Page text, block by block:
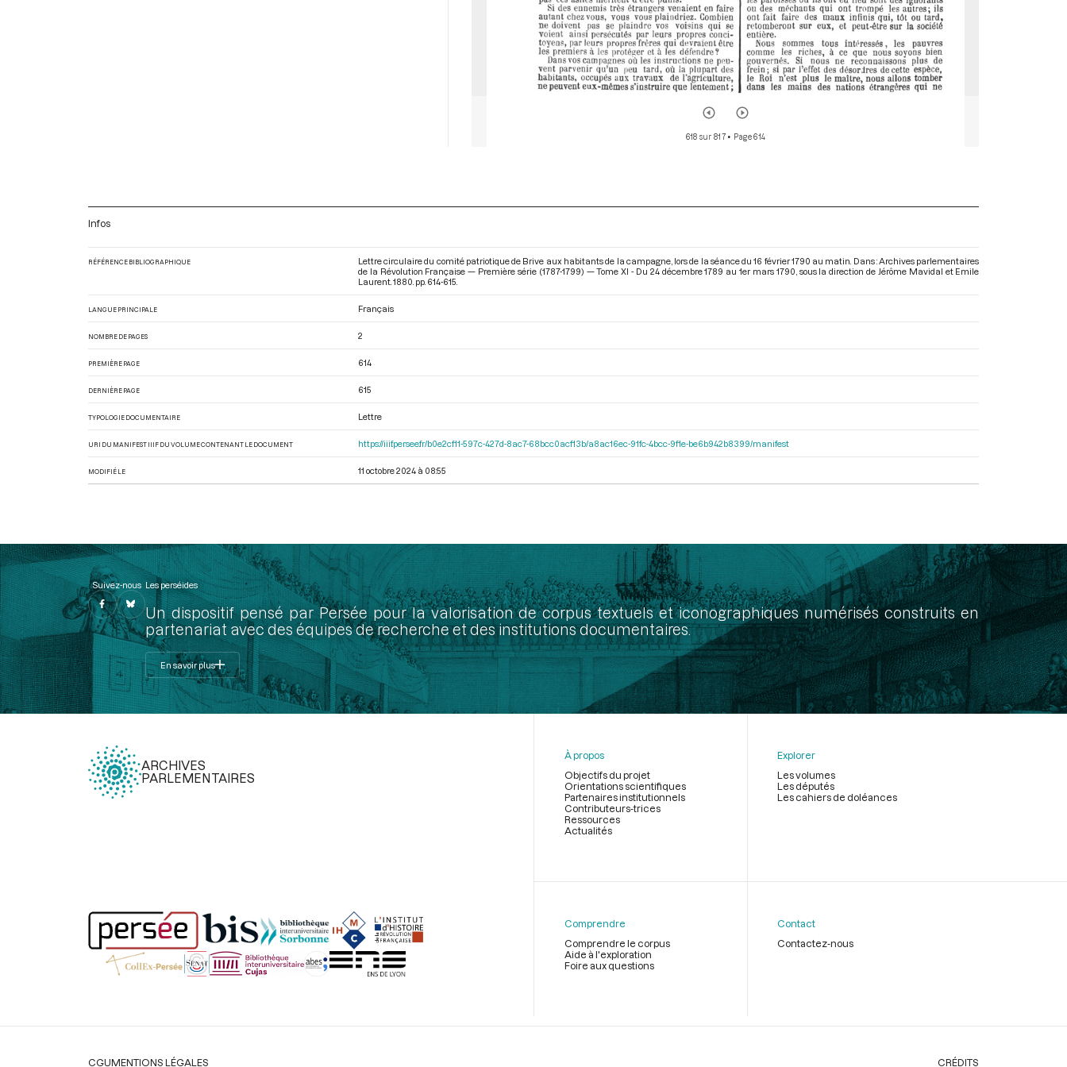
618 sur 817• Page 614
Infos
RÉFÉRENCE BIBLIOGRAPHIQUE
Lettre circulaire du comité patriotique de Brive aux habitants de la campagne, lors de la séance du 16 février 1790 au matin. Dans : Archives parlementaires
de la Révolution Française — Première série (1787-1799) — Tome XI - Du 24 décembre 1789 au 1er mars 1790 , sous la direction de Jérôme Mavidal et Emile
Laurent. 1880. pp. 614-615.
LANGUE PRINCIPALE Français
NOMBRE DE PAGES 2
PREMIÈRE PAGE 614
DERNIÈRE PAGE 615
TYPOLOGIE DOCUMENTAIRE Lettre
URI DU MANIFEST IIIF DU VOLUME CONTENANT LE DOCUMENT https://iiif.persee.fr/b0e2cf11-597c-427d-8ac7-68bcc0acf13b/a8ac16ec-91fc-4bcc-9f1e-be6b942b8399/manifest
MODIFIÉ LE 11 octobre 2024 à 08:55
Suivez-nous Les perséides
Un dispositif pensé par Persée pour la valorisation de corpus textuels et iconographiques numérisés construits en
partenariat avec des équipes de recherche et des institutions documentaires.
En savoir plus
ARCHIVES
PARLEMENTAIRES
page
À propos
Objectifs du projet
Orientations scientifiques
Partenaires institutionnels
Contributeurs-trices
Ressources
Actualités
Explorer
Les volumes
Les députés
Les cahiers de doléances
Comprendre
Comprendre le corpus
Aide à l'exploration
Foire aux questions
Contact
Contactez-nous
Légal
CGUMENTIONS LÉGALES CRÉDITS